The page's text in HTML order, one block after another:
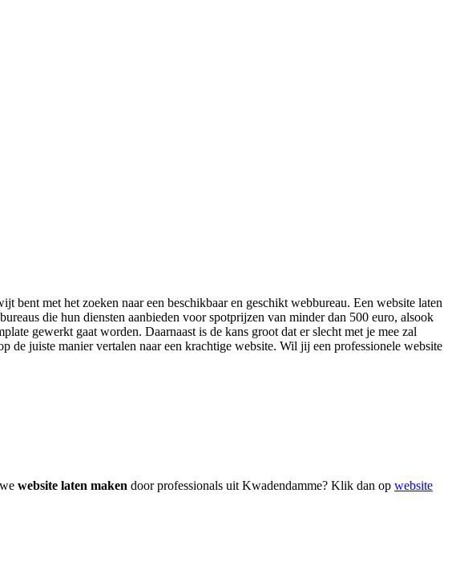
bent met het zoeken naar een beschikbaar en geschikt webbureau. Een website laten
die hun diensten aanbieden voor spotprijzen van minder dan 500 euro, alsook
gewerkt gaat worden. Daarnaast is de kans groot dat er slecht met je mee zal
juiste manier vertalen naar een krachtige website. Wil jij een professionele website
website laten maken door professionals uit Kwadendamme? Klik dan op website